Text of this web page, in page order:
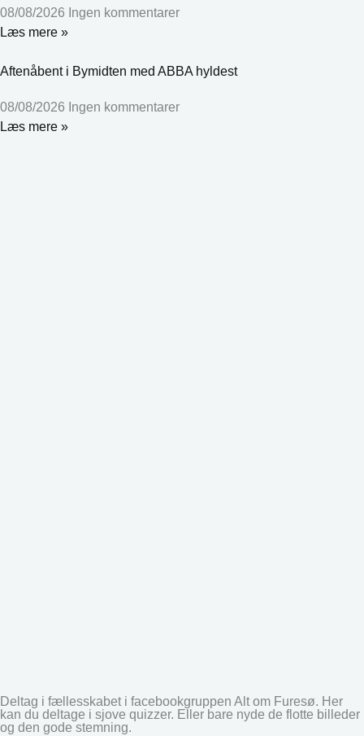
08/08/2026 Ingen kommentarer
Læs mere »
Aftenåbent i Bymidten med ABBA hyldest
08/08/2026 Ingen kommentarer
Læs mere »
Deltag i fællesskabet i facebookgruppen Alt om Furesø. Her
kan du deltage i sjove quizzer. Eller bare nyde de flotte billeder
og den gode stemning.